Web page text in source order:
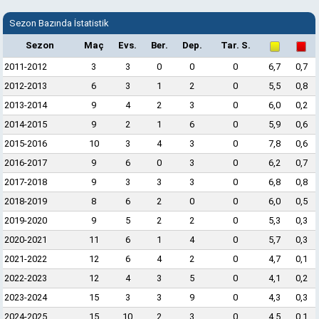
Sezon Bazında İstatistik
Sezon Maç Evs. Ber. Dep.
Tar. S.
2011-2012
3 3 0 0 0 6,7
0,7
2012-2013
6 3 1 2 0 5,5
0,8
2013-2014
9 4 2 3 0 6,0
0,2
2014-2015
9 2 1 6 0 5,9
0,6
2015-2016
10 3 4 3 0 7,8
0,6
2016-2017
9 6 0 3 0 6,2
0,7
2017-2018
9 3 3 3 0 6,8
0,8
2018-2019
8 6 2 0 0 6,0
0,5
2019-2020
9 5 2 2 0 5,3
0,3
2020-2021
11 6 1 4 0 5,7
0,3
2021-2022
12 6 4 2 0 4,7
0,1
2022-2023
12 4 3 5 0 4,1
0,2
2023-2024
15 3 3 9 0 4,3
0,3
2024-2025
15 10 2 3 0 4,5 0,1